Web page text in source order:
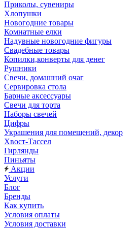
Приколы, сувениры
Хлопушки
Новогодние товары
Комнатные елки
Надувные новогодние фигуры
Свадебные товары
Копилки,конверты для денег
Рушники
Свечи, домашний очаг
Сервировка стола
Барные аксессуары
Свечи для торта
Наборы свечей
Цифры
Украшения для помещений, декор
Хвост-Тассел
Гирлянды
Пиньяты
Акции
Услуги
Блог
Бренды
Как купить
Условия оплаты
Условия доставки